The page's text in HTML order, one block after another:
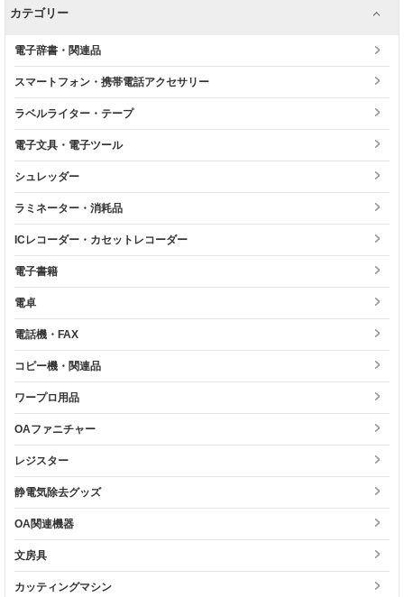
カテゴリー
電子辞書・関連品
スマートフォン・携帯電話アクセサリー
ラベルライター・テープ
電子文具・電子ツール
シュレッダー
ラミネーター・消耗品
ICレコーダー・カセットレコーダー
電子書籍
電卓
電話機・FAX
コピー機・関連品
ワープロ用品
OAファニチャー
レジスター
静電気除去グッズ
OA関連機器
文房具
カッティングマシン